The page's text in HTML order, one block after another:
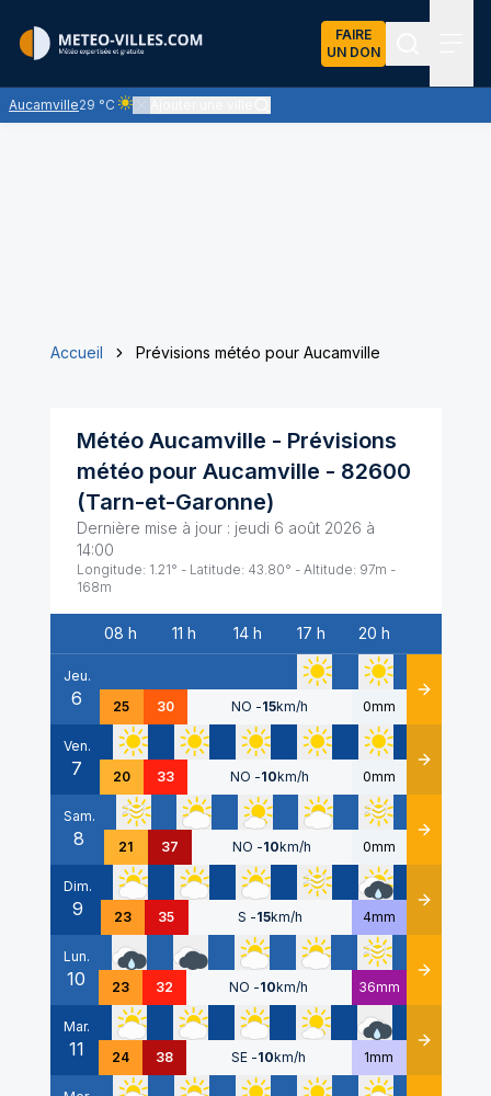
FAIRE
UN DON
Aucamville29 °C
Ciel clair - quasiment pas de nuages et un soleil
Accueil Prévisions météo pour Aucamville
Météo Aucamville - Prévisions
météo pour Aucamville - 82600
(Tarn-et-Garonne)
Dernière mise à jour : jeudi 6 août 2026 à
14:00
Longitude: 1.21° - Latitude: 43.80° - Altitude: 97m -
168m
Date
08 h 11 h 14 h 17 h 20 h
Jeu.
6 25 30 NO -15km/h 0mm Détails
Ven.
7 20 33 NO -10km/h 0mm Détails
Sam.
8 21 37 NO -10km/h 0mm Détails
Dim.
9 23 35 S -15km/h 4mm Détails
Lun.
10 23 32 NO -10km/h 36mm Détails
Mar.
11 24 38 SE -10km/h 1mm Détails